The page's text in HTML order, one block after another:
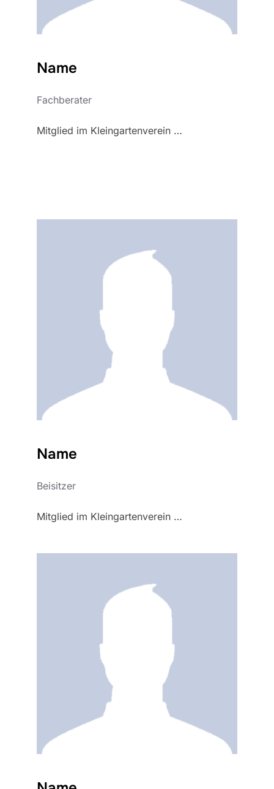
Name
Fachberater
Mitglied im Kleingartenverein …
Name
Beisitzer
Mitglied im Kleingartenverein …